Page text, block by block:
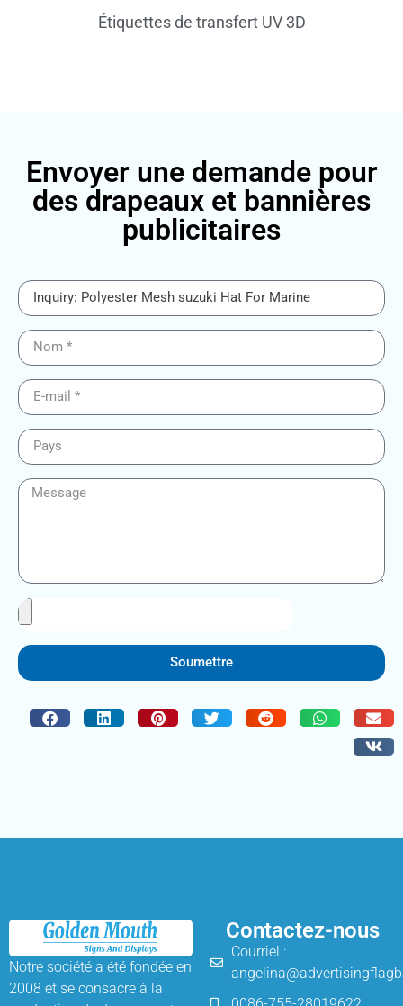
Étiquettes de transfert UV 3D
Envoyer une demande pour
des drapeaux et bannières
publicitaires
Soumettre
Notre société a été fondée en
2008 et se consacre à la
Contactez-nous
Courriel :